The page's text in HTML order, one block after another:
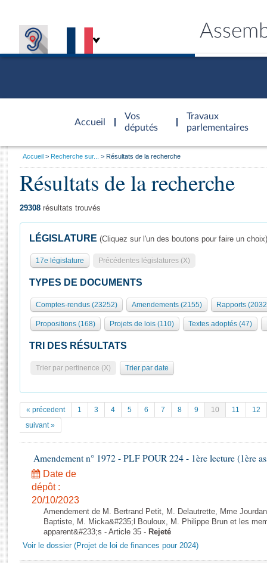
Accueil
d'accueil
Vos
députés
Travaux
parlementaires
Présidence
577 députés
Groupes politiques
Séance publique
Commissions et autres organes
Europe et International
Pétitions
Documents parlementaires
Projets de loi
Propositions de loi
Amendements
Textes adoptés
Rapports d'information
Rapports d'enquête
Rapports législatifs
Général
Rôle et pouvoirs de l'Assemblée
Organisation de l'Assemblée
Présidence Conférence des Présidents Bureau Collège des
Statistiques et chiffres clés
Documents de référence
( Constitution | Règlement de l'Assemblée ... )
Histoire
Juniors
Anciennes législatures
Liens vers les sites publics
Visiter l'Assemblée
Visite virtuelle du palais Bourbon
Assister à une séance
La Bibliothèque
Les archives
Photos libres de droit
Vous
Accueil Recherche sur... Résultats de la recherche
Résultats de la recherche
29308 résultats trouvés
LÉGISLATURE (Cliquez sur l'un des boutons pour faire un choix)
17e législature Précédentes législatures (X)
TYPES DE DOCUMENTS
Comptes-rendus (23252) Amendements (2155) Rapports
Propositions (168) Projets de lois (110) Textes adoptés (47)
TRI DES RÉSULTATS
Trier par pertinence (X) Trier par date
« précedent 1 3 4 5 6 7 8 9 10 11
12
suivant »
Amendement n° 1972 - PLF POUR 224 - 1ère lecture (1ère
Date de
dépôt :
20/10/2023
Amendement de M. Bertrand Petit, M. Delautrette, Mme
Baptiste, M. Micka&#235;l Bouloux, M. Philippe Brun et les
apparent&#233;s - Article 35 - Rejeté
Voir le dossier (Projet de loi de finances pour 2024)